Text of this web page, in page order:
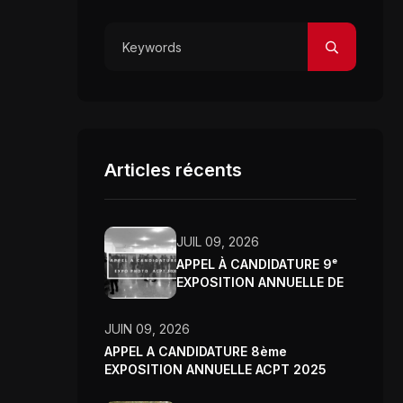
Articles récents
JUIL 09, 2026
APPEL À CANDIDATURE 9ᵉ
EXPOSITION ANNUELLE DE
JUIN 09, 2026
APPEL A CANDIDATURE 8ème
EXPOSITION ANNUELLE ACPT 2025